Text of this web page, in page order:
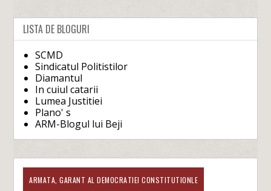
LISTA DE BLOGURI
SCMD
Sindicatul Politistilor
Diamantul
In cuiul catarii
Lumea Justitiei
Plano' s
ARM-Blogul lui Beji
ARMATA, GARANT AL DEMOCRATIEI CONSTITUTIONLE